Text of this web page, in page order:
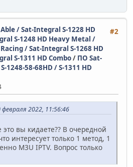
#2
/ Sat-Integral S-1228 HD
S-1248 HD Heavy Metal /
/ Sat-Integral S-1268 HD
S-1311 HD Combo/ ПО Sat-
1248-58-68HD / S-1311 HD
2022, 11:56:46
вы кидаете?? В очередной
интересует только 1 метод, 1
M3U IPTV. Вопрос только